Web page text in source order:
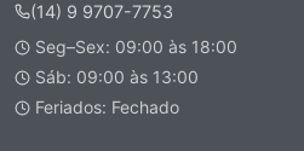
(14) 9 9707-7753
Seg–Sex: 09:00 às 18:00
Sáb: 09:00 às 13:00
Feriados: Fechado